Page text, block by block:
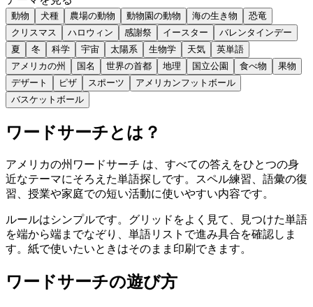
動物 犬種 農場の動物 動物園の動物 海の生き物
恐竜
クリスマス
ハロウィン 感謝祭 イースター
バレンタインデー
夏
冬 科学 宇宙 太陽系 生物学 天気
英単語
アメリカの州
国名 世界の首都 地理 国立公園 食べ物
果物
デザート
ピザ スポーツ
アメリカンフットボール
バスケットボール
ワードサーチとは？
アメリカの州ワードサーチ は、すべての答えをひとつの身
近なテーマにそろえた単語探しです。スペル練習、語彙の復
習、授業や家庭での短い活動に使いやすい内容です。
ルールはシンプルです。グリッドをよく見て、見つけた単語
を端から端までなぞり、単語リストで進み具合を確認しま
す。紙で使いたいときはそのまま印刷できます。
ワードサーチの遊び方